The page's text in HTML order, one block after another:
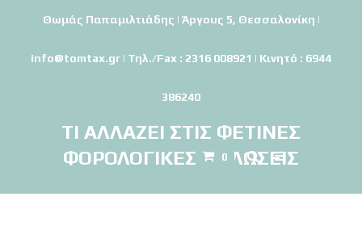
Θωμάς Παπαμιλτιάδης | Άργους 5, Θεσσαλονίκη |
info@tomtax.gr | Τηλ./Fax : 2316 008921 | Κινητό : 6944
386240
0
ΤΙ ΑΛΛΆΖΕΙ ΣΤΙΣ ΦΕΤΙΝΈΣ
ΦΟΡΟΛΟΓΙΚΈΣ ΔΗΛΏΣΕΙΣ
TOMTAX.GR-Λογιστικό γραφείο